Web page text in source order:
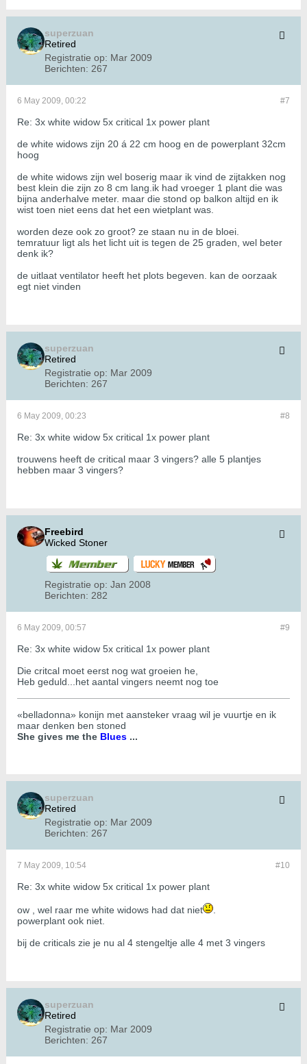
superzuan
Retired
Registratie op: Mar 2009
Berichten: 267
#7
6 May 2009, 00:22
Re: 3x white widow 5x critical 1x power plant
de white widows zijn 20 á 22 cm hoog en de powerplant 32cm
hoog
de white widows zijn wel boserig maar ik vind de zijtakken nog
best klein die zijn zo 8 cm lang.ik had vroeger 1 plant die was
bijna anderhalve meter. maar die stond op balkon altijd en ik
wist toen niet eens dat het een wietplant was.
worden deze ook zo groot? ze staan nu in de bloei.
temratuur ligt als het licht uit is tegen de 25 graden, wel beter
denk ik?
de uitlaat ventilator heeft het plots begeven. kan de oorzaak
egt niet vinden
superzuan
Retired
Registratie op: Mar 2009
Berichten: 267
#8
6 May 2009, 00:23
Re: 3x white widow 5x critical 1x power plant
trouwens heeft de critical maar 3 vingers? alle 5 plantjes
hebben maar 3 vingers?
Freebird
Wicked Stoner
Registratie op: Jan 2008
Berichten: 282
#9
6 May 2009, 00:57
Re: 3x white widow 5x critical 1x power plant
Die critcal moet eerst nog wat groeien he,
Heb geduld...het aantal vingers neemt nog toe
«belladonna» konijn met aansteker vraag wil je vuurtje en ik
maar denken ben stoned
She gives me the Blues ...
superzuan
Retired
Registratie op: Mar 2009
Berichten: 267
#10
7 May 2009, 10:54
Re: 3x white widow 5x critical 1x power plant
ow , wel raar me white widows had dat niet
powerplant ook niet.
bij de criticals zie je nu al 4 stengeltje alle 4 met 3 vingers
superzuan
Retired
Registratie op: Mar 2009
Berichten: 267